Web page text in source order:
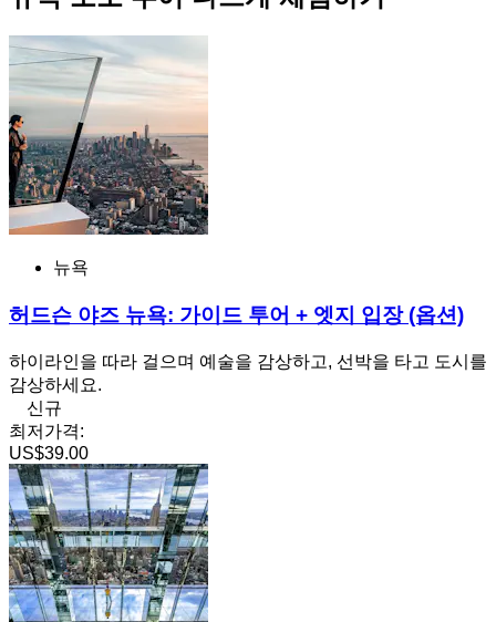
뉴욕
허드슨 야즈 뉴욕: 가이드 투어 + 엣지 입장 (옵션)
하이라인을 따라 걸으며 예술을 감상하고, 선박을 타고 도시를
감상하세요.
신규
최저가격:
US$39.00